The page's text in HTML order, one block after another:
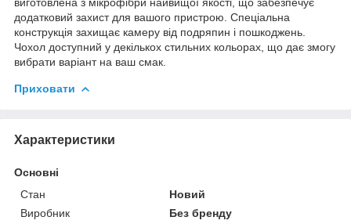
додатковий захист для вашого пристрою. Спеціальна
конструкція захищає камеру від подряпин і пошкоджень.
Чохол доступний у декількох стильних кольорах, що дає змогу
вибрати варіант на ваш смак.
Приховати
Характеристики
Основні
Стан
Новий
Виробник
Без бренду